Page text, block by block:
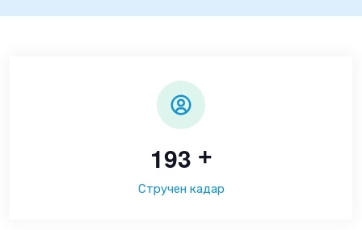
193 +
Стручен кадар